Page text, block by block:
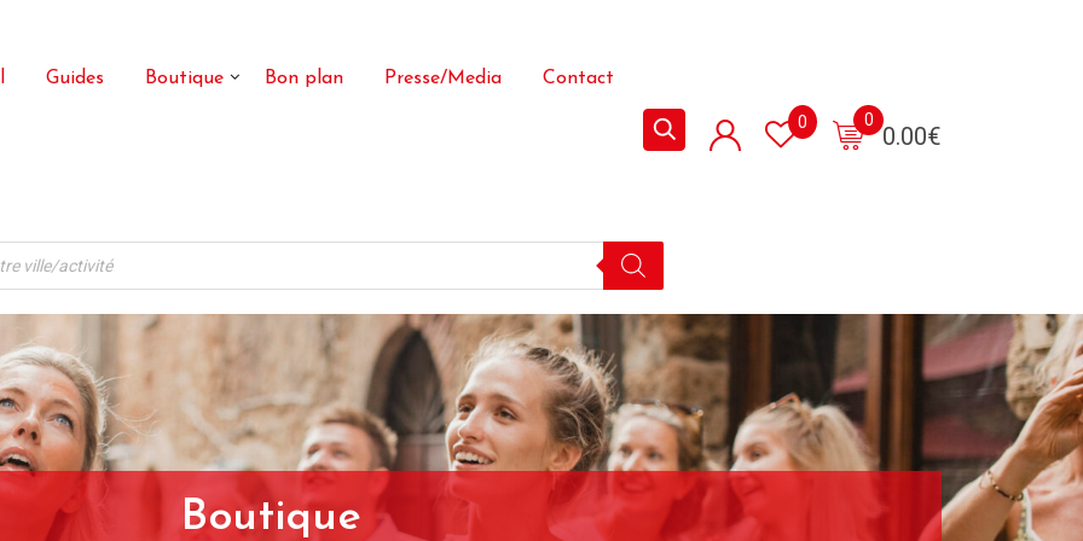
Guides Boutique Bon plan Presse/Media Contact
0.00€
0
0
Boutique